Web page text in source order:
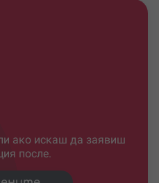
ако искаш да заявиш
после.